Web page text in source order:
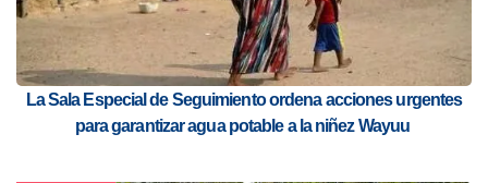
La Sala Especial de Seguimiento ordena acciones urgentes
para garantizar agua potable a la niñez Wayuu